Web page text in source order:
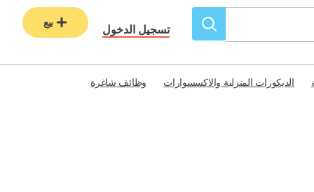
تسجيل الدخول
بيع
الديكورات المنزلية والاكسسوارات وظائف شاغرة